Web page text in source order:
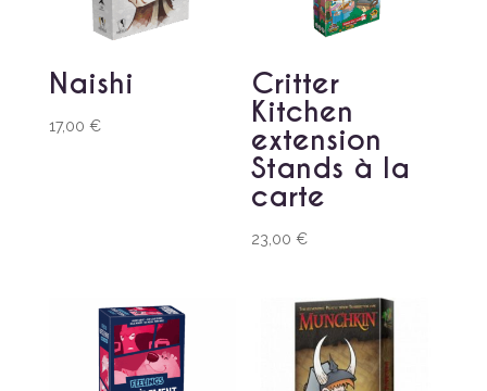
Naishi
17,00 €
Critter
Kitchen
extension
Stands à la
carte
23,00€